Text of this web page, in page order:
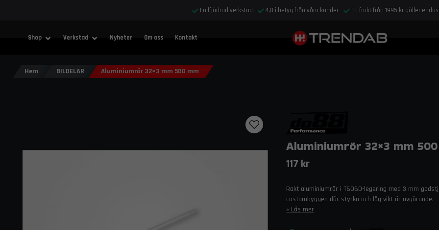
Fullfjädrad verkstad 4,8 i betyg från våra kunder Fri frakt från 1995 kr gäller
Shop Verkstad Nyheter Om oss Kontakt
Hem BILDELAR Aluminiumrör 32×3 mm 500 mm
Aluminiumrör 32×3 mm
117 kr
Rakt aluminiumrör i T6060-legering med 3 mm
custombyggen där styrka och låg vikt är avgörande.
Läs mer